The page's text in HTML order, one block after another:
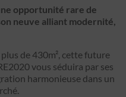
opportunité rare de
neuve alliant modernité,
de 430m², cette future
vous séduira par ses
harmonieuse dans un